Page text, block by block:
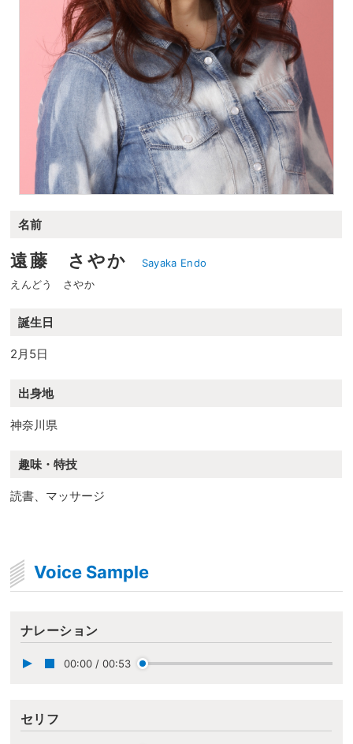
名前
遠藤 さやか
Sayaka Endo
えんどう さやか
誕生日
2月5日
出身地
神奈川県
趣味・特技
読書、マッサージ
Voice Sample
ナレーション
00:00 / 00:53
セリフ